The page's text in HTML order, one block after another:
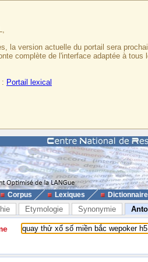
la version actuelle du portail sera
complète de l'interface adaptée à
: Portail lexical
Corpus Lexiques
Etymologie Synonymie